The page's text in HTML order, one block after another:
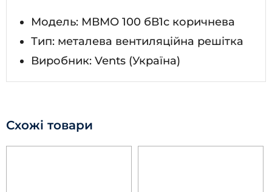
Модель: МВМО 100 бВ1с коричнева
Тип: металева вентиляційна решітка
Виробник: Vents (Україна)
Схожі товари